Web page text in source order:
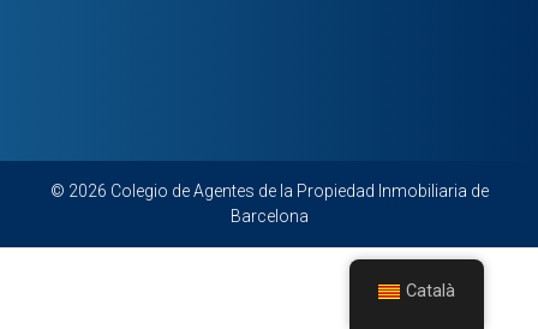
© 2026 Colegio de Agentes de la Propiedad Inmobiliaria de
Barcelona
Català